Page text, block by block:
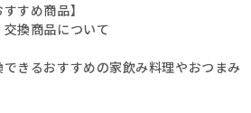
すめ商品】
換商品について
きるおすすめの家飲み料理やおつまみ